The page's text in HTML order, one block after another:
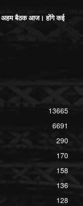
अहम बैठक आज। होंगे कई
13665
6691
290
170
158
136
128